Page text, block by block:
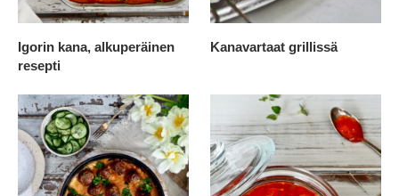
Igorin kana, alkuperäinen
resepti
Kanavartaat grillissä